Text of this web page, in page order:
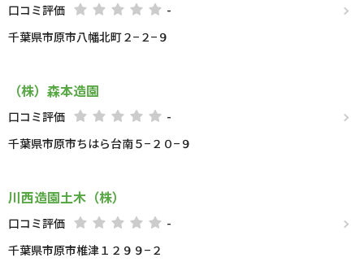
口コミ評価
-
千葉県市原市八幡北町２−２−９
（株）森本造園
口コミ評価
-
千葉県市原市ちはら台南５−２０−９
川西造園土木（株）
口コミ評価
-
千葉県市原市椎津１２９９−２